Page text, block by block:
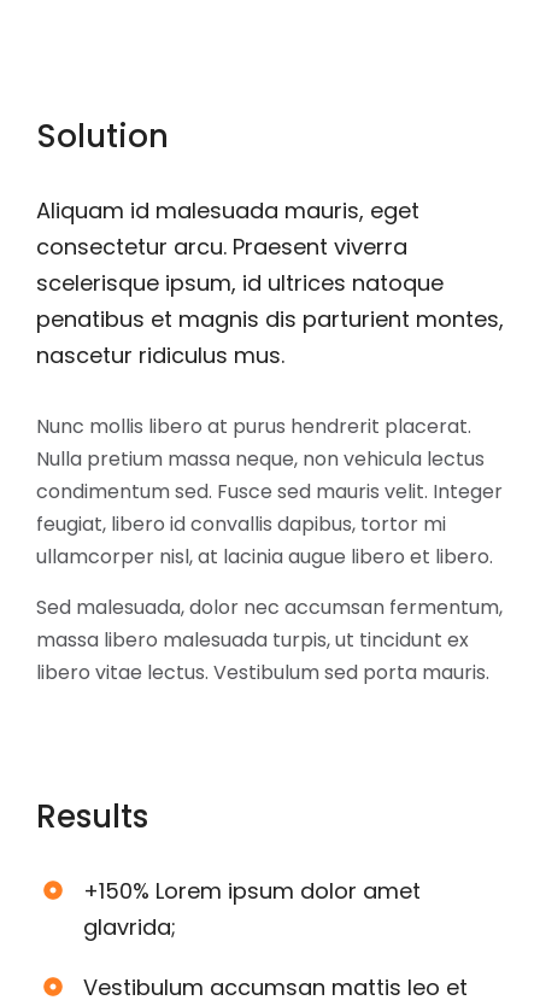
Solution
Aliquam id malesuada mauris, eget
consectetur arcu. Praesent viverra
scelerisque ipsum, id ultrices natoque
penatibus et magnis dis parturient montes,
nascetur ridiculus mus.
Nunc mollis libero at purus hendrerit placerat.
Nulla pretium massa neque, non vehicula lectus
condimentum sed. Fusce sed mauris velit. Integer
feugiat, libero id convallis dapibus, tortor mi
ullamcorper nisl, at lacinia augue libero et libero.
Sed malesuada, dolor nec accumsan fermentum,
massa libero malesuada turpis, ut tincidunt ex
libero vitae lectus. Vestibulum sed porta mauris.
Results
+150% Lorem ipsum dolor amet
glavrida;
Vestibulum accumsan mattis leo et